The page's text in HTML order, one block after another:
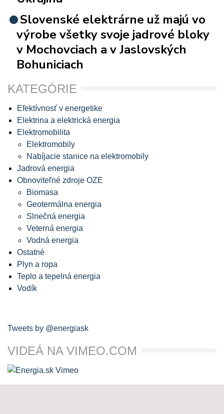
Slovenské elektrárne už majú vo
výrobe všetky svoje jadrové bloky
v Mochovciach a v Jaslovských
Bohuniciach
KATEGÓRIE
Efektívnosť v energetike
Elektrina a elektrická energia
Elektromobilita
Elektromobily
Nabíjacie stanice na elektromobily
Jadrová energia
Obnoviteľné zdroje OZE
Biomasa
Geotermálna energia
Slnečná energia
Veterná energia
Vodná energia
Ostatné
Plyn a ropa
Teplo a tepelná energia
Vodík
Tweets by @energiask
VIDEÁ NA VIMEO.COM